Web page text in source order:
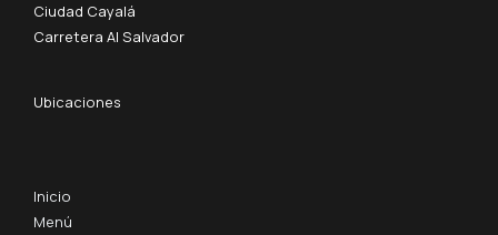
Ciudad Cayalá
Carretera Al Salvador
Ubicaciones
Inicio
Menú